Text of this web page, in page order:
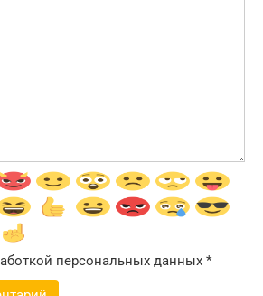
персональных данных *